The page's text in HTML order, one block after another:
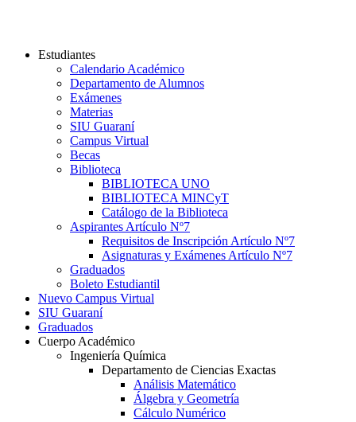
Estudiantes
Calendario Académico
Departamento de Alumnos
Exámenes
Materias
SIU Guaraní
Campus Virtual
Becas
Biblioteca
BIBLIOTECA UNO
BIBLIOTECA MINCyT
Catálogo de la Biblioteca
Aspirantes Artículo Nº7
Requisitos de Inscripción Artículo Nº7
Asignaturas y Exámenes Artículo Nº7
Graduados
Boleto Estudiantil
Nuevo Campus Virtual
SIU Guaraní
Graduados
Cuerpo Académico
Ingeniería Química
Departamento de Ciencias Exactas
Análisis Matemático
Álgebra y Geometría
Cálculo Numérico